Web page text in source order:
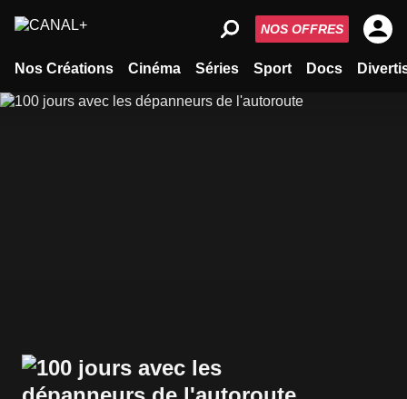
Nos Créations Cinéma Séries Sport Docs
NOS OFFRES